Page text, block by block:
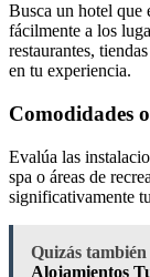
Busca un hotel que
fácilmente a los
restaurantes,
en tu experiencia.
Comodidades
Evalúa las
spa o áreas de
significativamente
Quizás también
Alojamientos